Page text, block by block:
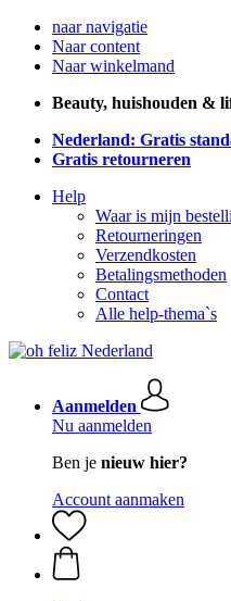
naar navigatie
Naar content
Naar winkelmand
Beauty, huishouden &
Nederland: Gratis
Gratis retourneren
Help
Waar is mijn
Retourneringen
Verzendkosten
Betalingsmethoden
Contact
Alle help-thema`s
Aanmelden
Nu aanmelden
Ben je nieuw hier?
Account aanmaken